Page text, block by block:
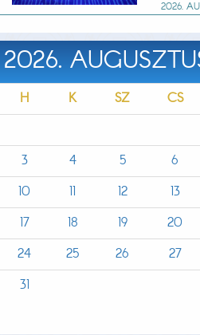
2026.
2026.
H K SZ CS
3
4 5 6
10
11 12 13
17
18 19 20
24
25 26 27
31